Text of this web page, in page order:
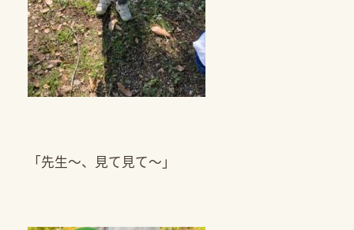
「先生～、見て見て～」